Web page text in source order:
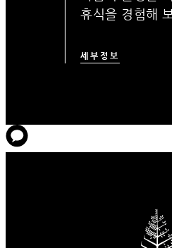
휴식을 경험해
세부정보